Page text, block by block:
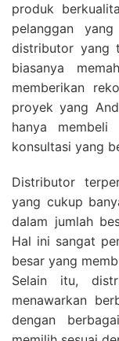
produk
pelanggan
distributor yang
biasanya
memberikan
proyek yang
hanya
konsultasi yang
Distributor
yang cukup
dalam jumlah
Hal ini sangat
besar yang
Selain itu,
menawarkan
dengan